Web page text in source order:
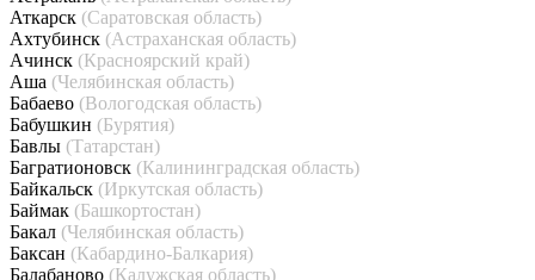
Аткарск (Саратовская область)
Ахтубинск (Астраханская область)
Ачинск (Красноярский край)
Аша (Челябинская область)
Бабаево (Вологодская область)
Бабушкин (Бурятия)
Бавлы (Татарстан)
Багратионовск (Калининградская область)
Байкальск (Иркутская область)
Баймак (Башкортостан)
Бакал (Челябинская область)
Баксан (Кабардино-Балкария)
Балабаново (Калужская область)